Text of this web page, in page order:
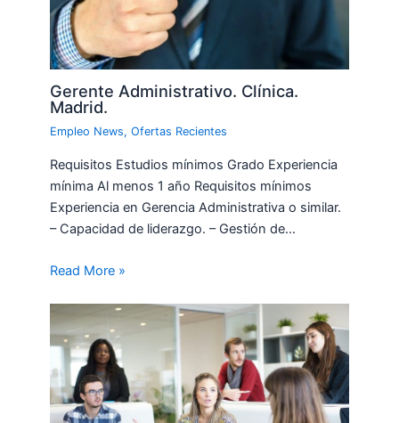
Gerente Administrativo. Clínica.
Madrid.
Empleo News,Ofertas Recientes
Requisitos Estudios mínimos Grado Experiencia
mínima Al menos 1 año Requisitos mínimos
Experiencia en Gerencia Administrativa o similar.
– Capacidad de liderazgo. – Gestión de…
Read More »